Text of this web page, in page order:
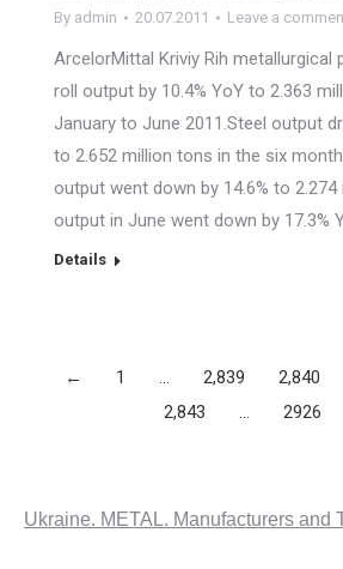
By admin 20.07.2011 Leave a
ArcelorMittal Kriviy Rih metallurgical
roll output by 10.4% YoY to 2.363
January to June 2011.Steel output
to 2.652 million tons in the six
output went down by 14.6% to 2.274
output in June went down by 17.3%
Details
← 1 … 2,839 2,840
2,843
… 2926
Ukraine. METAL. Manufacturers and